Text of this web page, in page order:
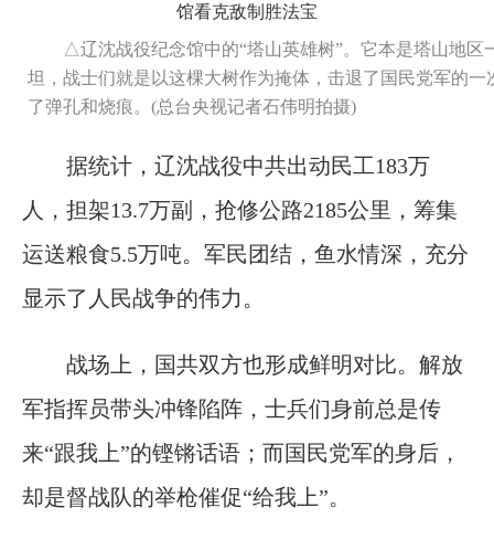
△辽沈战役纪念馆中的“塔山英雄树”。它本是塔山地区
坦，战士们就是以这棵大树作为掩体，击退了国民党军的一
了弹孔和烧痕。(总台央视记者石伟明拍摄)
据统计，辽沈战役中共出动民工183万
人，担架13.7万副，抢修公路2185公里，筹集
运送粮食5.5万吨。军民团结，鱼水情深，充分
显示了人民战争的伟力。
战场上，国共双方也形成鲜明对比。解放
军指挥员带头冲锋陷阵，士兵们身前总是传
来“跟我上”的铿锵话语；而国民党军的身后，
却是督战队的举枪催促“给我上”。